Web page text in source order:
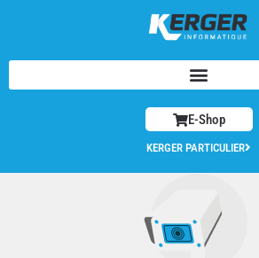
E-Shop
KERGER PARTICULIER